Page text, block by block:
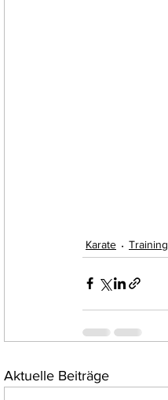
Karate Training
Aktuelle Beiträge